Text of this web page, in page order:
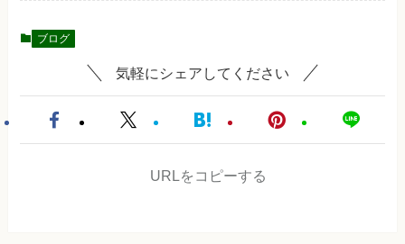
ブログ
気軽にシェアしてください
URLをコピーする